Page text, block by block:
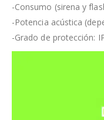
-Consumo (sirena y
-Potencia acústica
-Grado de protección: